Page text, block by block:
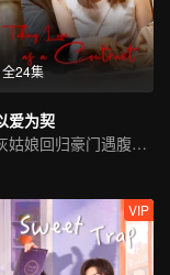
全24集
爱为契
灰姑娘回归豪门遇腹黑霸总
VIP